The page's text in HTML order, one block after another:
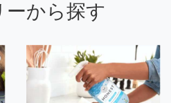
ーから探す